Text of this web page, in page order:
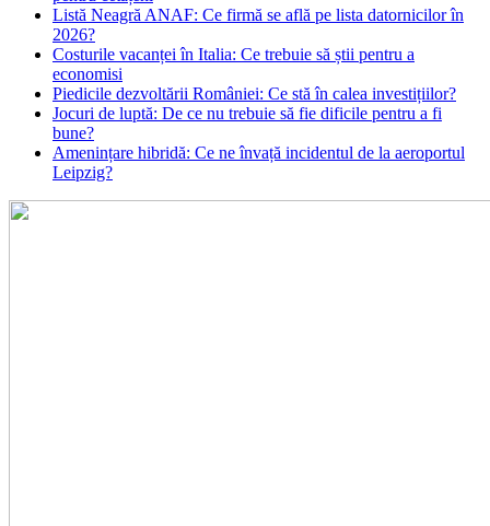
Listă Neagră ANAF: Ce firmă se află pe lista datornicilor în
2026?
Costurile vacanței în Italia: Ce trebuie să știi pentru a
economisi
Piedicile dezvoltării României: Ce stă în calea investițiilor?
Jocuri de luptă: De ce nu trebuie să fie dificile pentru a fi
bune?
Amenințare hibridă: Ce ne învață incidentul de la aeroportul
Leipzig?